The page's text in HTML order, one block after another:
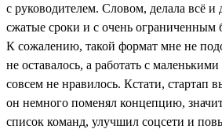
с руководителем. Словом, делала всё и
сжатые сроки и с очень ограниченным
К сожалению, такой формат мне не
не оставалось, а работать с
совсем не нравилось. Кстати, стартап
он немного поменял концепцию,
список команд, улучшил соцсети и